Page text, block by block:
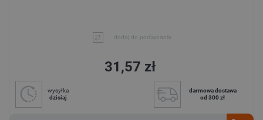
dodaj do porównania
31,57 zł
wysyłka
dzisiaj
darmowa dostawa
od 300 zł